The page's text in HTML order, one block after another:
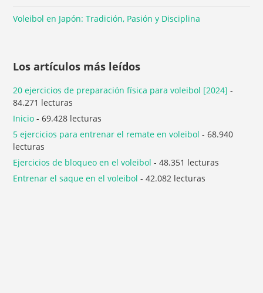
Voleibol en Japón: Tradición, Pasión y Disciplina
Los artículos más leídos
20 ejercicios de preparación física para voleibol [2024] -
84.271 lecturas
Inicio - 69.428 lecturas
5 ejercicios para entrenar el remate en voleibol - 68.940
lecturas
Ejercicios de bloqueo en el voleibol - 48.351 lecturas
Entrenar el saque en el voleibol - 42.082 lecturas